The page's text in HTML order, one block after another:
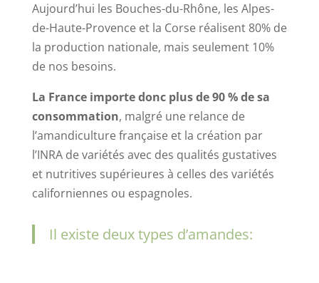
Aujourd’hui les Bouches-du-Rhône, les Alpes-
de-Haute-Provence et la Corse réalisent 80% de
la production nationale, mais seulement 10%
de nos besoins.
La France importe donc plus de 90 % de sa
consommation, malgré une relance de
l’amandiculture française et la création par
l’INRA de variétés avec des qualités gustatives
et nutritives supérieures à celles des variétés
californiennes ou espagnoles.
Il existe deux types d’amandes: